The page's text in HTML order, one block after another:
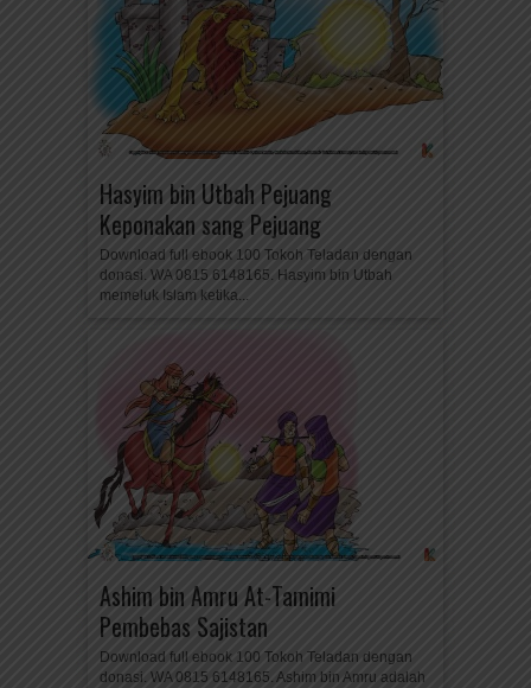
Hasyim bin Utbah Pejuang
Keponakan sang Pejuang
Download full ebook 100 Tokoh Teladan dengan
donasi. WA 0815 6148165. Hasyim bin Utbah
memeluk Islam ketika...
Ashim bin Amru At-Tamimi
Pembebas Sajistan
Download full ebook 100 Tokoh Teladan dengan
donasi. WA 0815 6148165. Ashim bin Amru adalah